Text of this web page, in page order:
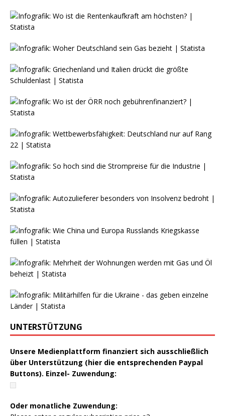
UNTERSTÜTZUNG
Unsere Medienplattform finanziert sich ausschließlich
über Unterstützung (hier die entsprechenden Paypal
Buttons). Einzel- Zuwendung:
Oder monatliche Zuwendung: